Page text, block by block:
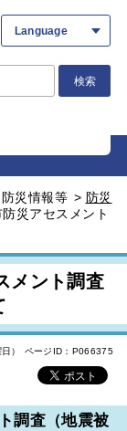
Language
検索
防災情報等 > 防災
災アセスメント
メント調査
） ページID：P066375
調査（地震被